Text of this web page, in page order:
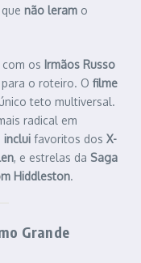
que não leram o
com os Irmãos Russo
para o roteiro. O filme
teto multiversal.
radical em
inclui favoritos dos X-
, e estrelas da Saga
Hiddleston.
Grande